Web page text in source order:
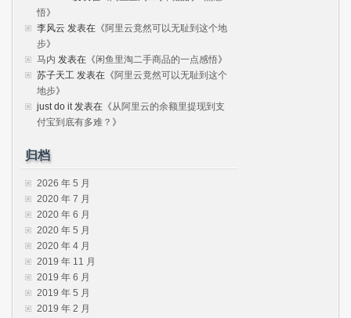
悟》
李风云 发表在《阿里云竟然可以无耻到这个地
步》
马内 发表在《闲鱼里淘二手商品的一点感悟》
苏子天工 发表在《阿里云竟然可以无耻到这个
地步》
just do it发表在《从阿里云的余额里提现到支
付宝到底有多难？ 》
归档
2026 年 5 月
2020 年 7 月
2020 年 6 月
2020 年 5 月
2020 年 4 月
2019 年 11 月
2019 年 6 月
2019 年 5 月
2019 年 2 月